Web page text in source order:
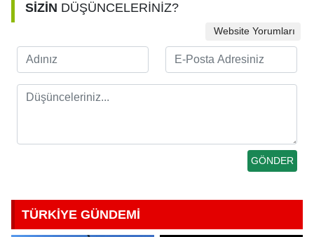
SİZİN DÜŞÜNCELERİNİZ?
Website Yorumları
TÜRKİYE GÜNDEMİ